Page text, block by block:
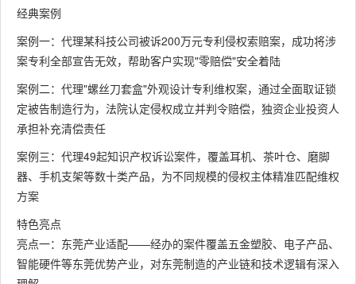
经典案例
案例一：代理某科技公司被诉200万元专利侵权索赔案，成功将涉
案专利全部宣告无效，帮助客户实现"零赔偿"安全着陆
案例二：代理"螺丝刀套盒"外观设计专利维权案，通过全面取证锁
定被告制造行为，法院认定侵权成立并判令赔偿，独资企业投资人
承担补充清偿责任
案例三：代理49起知识产权诉讼案件，覆盖耳机、茶叶仓、磨脚
器、手机支架等数十类产品，为不同规模的侵权主体精准匹配维权
方案
特色亮点
亮点一：东莞产业适配——经办的案件覆盖五金塑胶、电子产品、
智能硬件等东莞优势产业，对东莞制造的产业链和技术逻辑有深入